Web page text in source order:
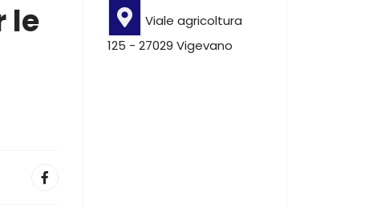
le
Viale agricoltura
125 - 27029 Vigevano